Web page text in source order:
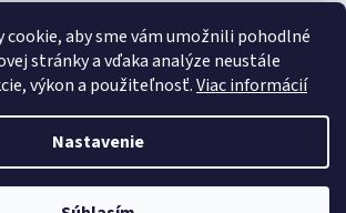
cookie, aby sme vám umožnili pohodlné
stránky a vďaka analýze neustále
výkon a použiteľnosť.Viac informácií
Nastavenie
Vytvoril Shoptet